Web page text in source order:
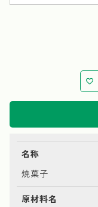
名称
焼菓子
原材料名